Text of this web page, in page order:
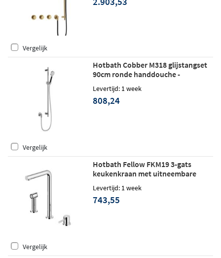
messing
Vergelijk
Hotbath Cobber M318 glijstangset
90cm ronde handdouche -
geborsteld messing
Levertijd: 1 week
808,24
Vergelijk
Hotbath Fellow FKM19 3-gats
keukenkraan met uitneembare
handdouche - geborsteld messing
Levertijd: 1 week
743,55
Vergelijk